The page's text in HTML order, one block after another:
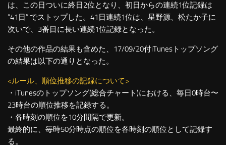
は、この日ついに終日2位となり、初日からの連続1位記録は
“41日” でストップした。41日連続1位は、星野源、松たか子に
次いで、3番目に長い連続1位記録となった。
その他の作品の結果も含めた、17/09/20付iTunesトップソング
の結果は以下の通りとなった。
<ルール、順位推移の記録について>
・iTunesのトップソング(総合チャート)における、毎日0時台〜
23時台の順位推移を記録する。
・各時刻の順位を10分間隔で更新。
最終的に、毎時50分時点の順位を各時刻の順位として記録す
る。